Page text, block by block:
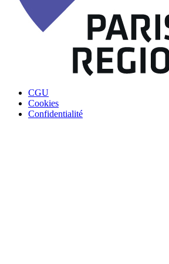
CGU
Cookies
Confidentialité